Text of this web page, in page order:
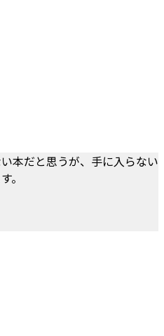
本だと思うが、手に入らない
。